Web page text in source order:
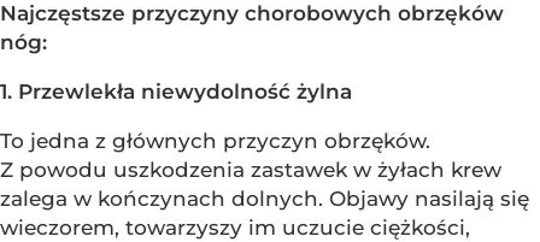
Najczęstsze przyczyny chorobowych obrzęków
nóg:
1. Przewlekła niewydolność żylna
To jedna z głównych przyczyn obrzęków.
Z powodu uszkodzenia zastawek w żyłach krew
zalega w kończynach dolnych. Objawy nasilają się
wieczorem, towarzyszy im uczucie ciężkości,